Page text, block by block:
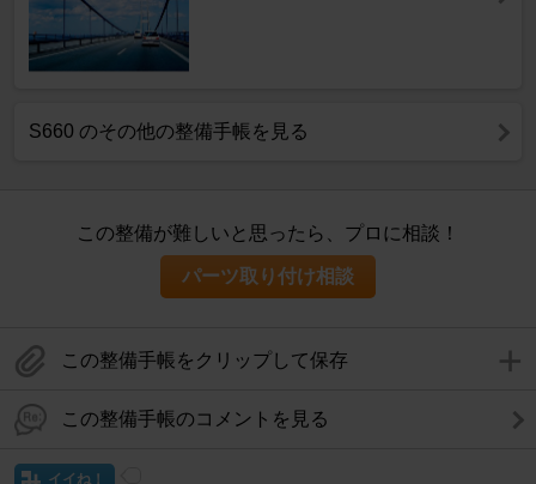
S660 のその他の整備手帳を見る
この整備が難しいと思ったら、プロに相談！
パーツ取り付け相談
この整備手帳をクリップして保存
この整備手帳のコメントを見る
イイね！